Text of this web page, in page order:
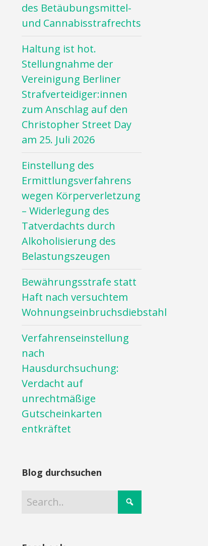
des Betäubungsmittel-
und Cannabisstrafrechts
Haltung ist hot.
Stellungnahme der
Vereinigung Berliner
Strafverteidiger:innen
zum Anschlag auf den
Christopher Street Day
am 25. Juli 2026
Einstellung des
Ermittlungsverfahrens
wegen Körperverletzung
– Widerlegung des
Tatverdachts durch
Alkoholisierung des
Belastungszeugen
Bewährungsstrafe statt
Haft nach versuchtem
Wohnungseinbruchsdiebstahl
Verfahrenseinstellung
nach
Hausdurchsuchung:
Verdacht auf
unrechtmäßige
Gutscheinkarten
entkräftet
Blog durchsuchen